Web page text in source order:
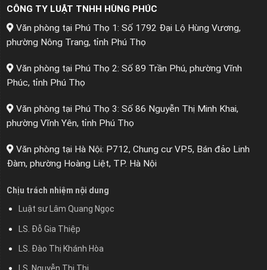
CÔNG TY LUẬT TNHH HÙNG PHÚC
Văn phòng tại Phú Thọ 1: Số 1792 Đại Lộ Hùng Vương,
phường Nông Trang, tỉnh Phú Thọ
Văn phòng tại Phú Thọ 2: Số 89 Trần Phú, phường Vĩnh
Phúc, tỉnh Phú Thọ
Văn phòng tại Phú Thọ 3: Số 86 Nguyễn Thị Minh Khai,
phường Vĩnh Yên, tỉnh Phú Thọ
Văn phòng tại Hà Nội: P712, Chung cư VP5, Bán đảo Linh
Đàm, phường Hoàng Liệt, TP. Hà Nội
Chịu trách nhiệm nội dung
Luật sư Lâm Quang Ngọc
LS. Đỗ Gia Thiệp
LS. Đào Thị Khánh Hòa